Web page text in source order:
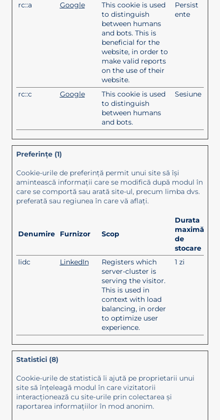
rc::a Google
This cookie is used
to distinguish
between humans
and bots. This is
beneficial for the
website, in order to
make valid reports
on the use of their
website.
Persist
ente
rc::c Google
This cookie is used
to distinguish
between humans
and bots.
Sesiune
Preferinţe (1)
Cookie-urile de preferinţă permit unui site să îşi
amintească informaţii care se modifică după modul în
care se comportă sau arată site-ul, precum limba dvs.
preferată sau regiunea în care vă aflaţi.
Denumire Furnizor Scop
Durata
maximă
de
stocare
lidc
LinkedIn
Registers which
server-cluster is
serving the visitor.
This is used in
context with load
balancing, in order
to optimize user
experience.
1 zi
Statistici (8)
Cookie-urile de statistică îi ajută pe proprietarii unui
site să înţeleagă modul în care vizitatorii
interacţionează cu site-urile prin colectarea şi
raportarea informaţiilor în mod anonim.